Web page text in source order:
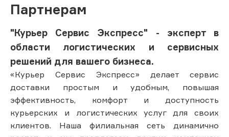
Партнерам
"Курьер Сервис Экспресс" - эксперт в
области логистических и сервисных
решений для вашего бизнеса.
«Курьер Сервис Экспресс» делает сервис
доставки простым и удобным, повышая
эффективность, комфорт и доступность
курьерских и логистических услуг для своих
клиентов. Наша филиальная сеть динамично